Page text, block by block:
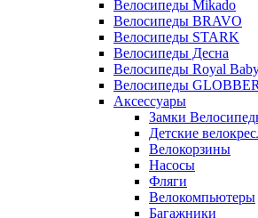
Велосипеды Mikado
Велосипеды BRAVO
Велосипеды STARK
Велосипеды Десна
Велосипеды Royal
Велосипеды GLOBBER
Аксессуары
Замки
Детские
Велокорзины
Насосы
Фляги
Велокомпьютеры
Багажники